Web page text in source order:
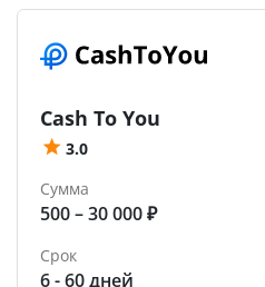
Cash To You
3.0
Сумма
500 – 30 000 ₽
Срок
6 - 60 дней